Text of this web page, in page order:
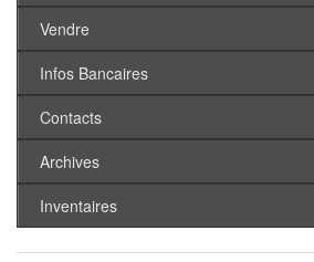
Vendre
Infos Bancaires
Contacts
Archives
Inventaires